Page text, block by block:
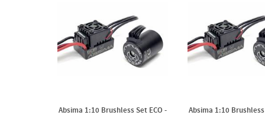
Absima 1:10 Brushless Set ECO -
Absima 1:10 Brushless